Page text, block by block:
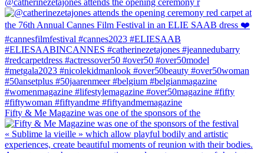
Fifty & Me Magazine was one of the sponsors of the